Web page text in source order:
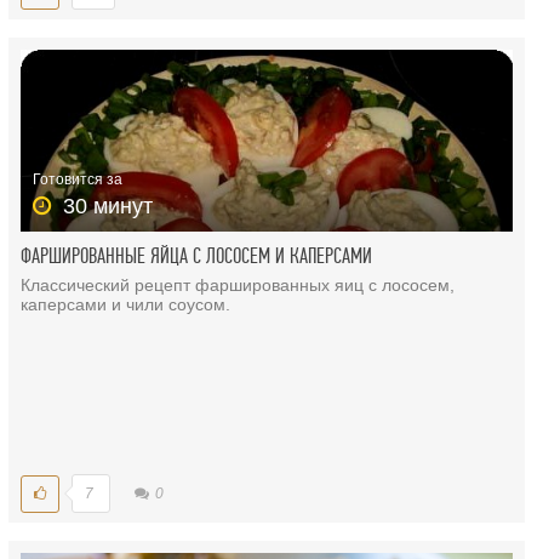
Готовится за
30 минут
ФАРШИРОВАННЫЕ ЯЙЦА С ЛОСОСЕМ И КАПЕРСАМИ
Классический рецепт фаршированных яиц с лососем,
каперсами и чили соусом.
7 0